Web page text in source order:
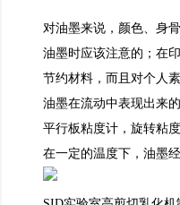
对油墨来说，颜色、身
油墨时应该注意的；在
节约材料，而且对个人
油墨在流动中表现出来
平行板粘度计，旋转粘
在一定的温度下，油墨